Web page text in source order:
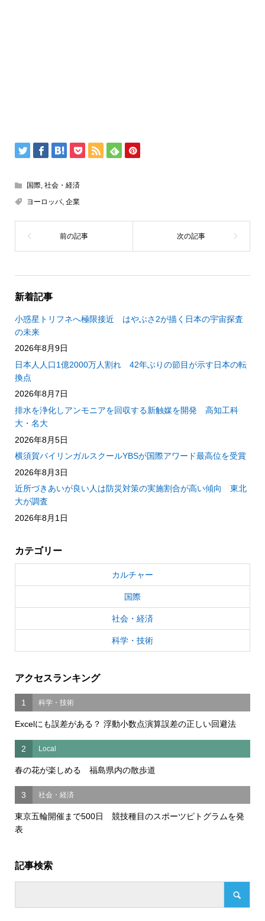
国際, 社会・経済
ヨーロッパ, 企業
新着記事
小惑星トリフネへ極限接近 はやぶさ2が描く日本の宇宙探査
の未来
2026年8月9日
日本人人口1億2000万人割れ 42年ぶりの節目が示す日本の転
換点
2026年8月7日
排水を浄化しアンモニアを回収する新触媒を開発 高知工科
大・名大
2026年8月5日
横須賀バイリンガルスクールYBSが国際アワード最高位を受賞
2026年8月3日
近所づきあいが良い人は防災対策の実施割合が高い傾向 東北
大が調査
2026年8月1日
カテゴリー
カルチャー
国際
社会・経済
科学・技術
アクセスランキング
1 科学・技術
Excelにも誤差がある？ 浮動小数点演算誤差の正しい回避法
2 Local
春の花が楽しめる 福島県内の散歩道
3 社会・経済
東京五輪開催まで500日 競技種目のスポーツピトグラムを発
表
記事検索